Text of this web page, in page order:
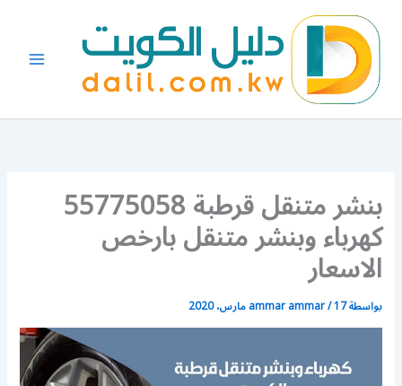
المحتوى
بنشر متنقل قرطبة 55775058
كهرباء وبنشر متنقل بارخص
الاسعار
بواسطة ammar ammar/17 مارس، 2020